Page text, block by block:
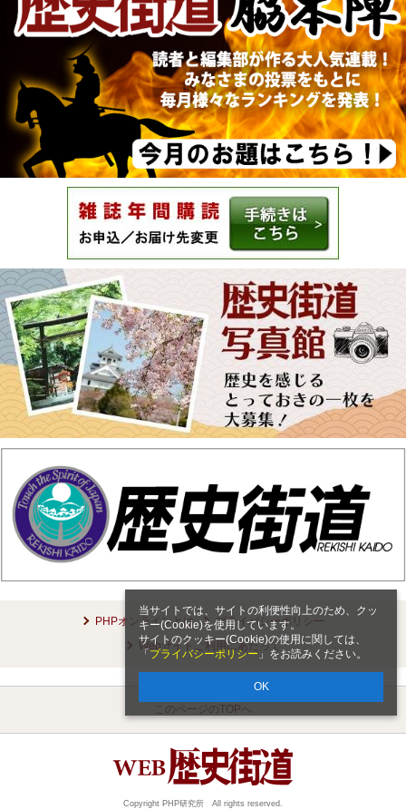
当サイトでは、サイトの利便性向上のため、クッ
キー(Cookie)を使用しています。
サイトのクッキー(Cookie)の使用に関しては、
「 プライバシーポリシー 」をお読みください。
OK
PHPオンラインとは
プライバシーポリシー
Webサイトご利用にあたって
このページのTOPへ
Copyright PHP研究所 All rights reserved.